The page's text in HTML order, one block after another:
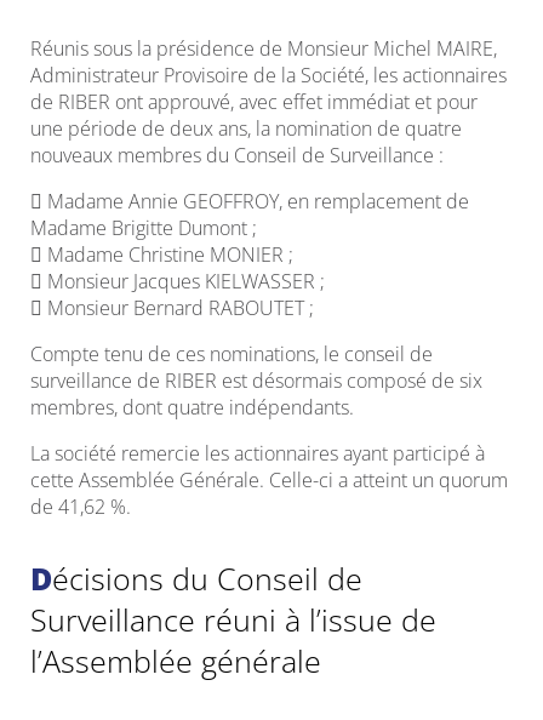
Réunis sous la présidence de Monsieur Michel MAIRE,
Administrateur Provisoire de la Société, les actionnaires
de RIBER ont approuvé, avec effet immédiat et pour
une période de deux ans, la nomination de quatre
nouveaux membres du Conseil de Surveillance :
 Madame Annie GEOFFROY, en remplacement de
Madame Brigitte Dumont ;
 Madame Christine MONIER ;
 Monsieur Jacques KIELWASSER ;
 Monsieur Bernard RABOUTET ;
Compte tenu de ces nominations, le conseil de
surveillance de RIBER est désormais composé de six
membres, dont quatre indépendants.
La société remercie les actionnaires ayant participé à
cette Assemblée Générale. Celle-ci a atteint un quorum
de 41,62 %.
Décisions du Conseil de
Surveillance réuni à l’issue de
l’Assemblée générale